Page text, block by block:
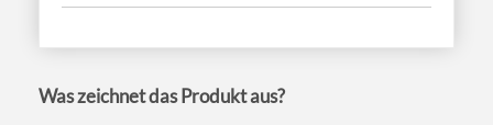
Was zeichnet das Produkt aus?